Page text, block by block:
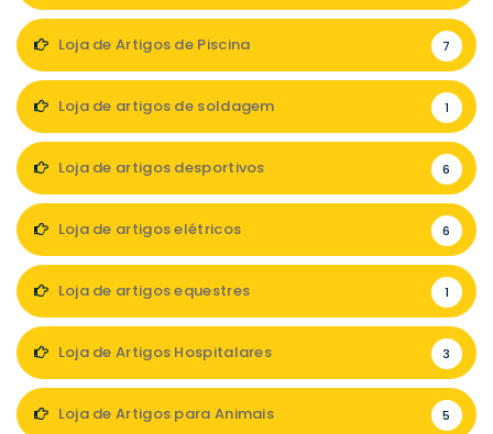
Loja de Artigos de Piscina 7
Loja de artigos de soldagem 1
Loja de artigos desportivos 6
Loja de artigos elétricos 6
Loja de artigos equestres 1
Loja de Artigos Hospitalares 3
Loja de Artigos para Animais 5